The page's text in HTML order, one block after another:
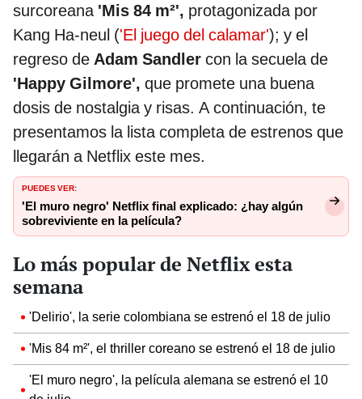
surcoreana 'Mis 84 m²', protagonizada por
Kang Ha-neul ('El juego del calamar'); y el
regreso de Adam Sandler con la secuela de
'Happy Gilmore', que promete una buena
dosis de nostalgia y risas. A continuación, te
presentamos la lista completa de estrenos que
llegarán a Netflix este mes.
PUEDES VER:
'El muro negro' Netflix final explicado: ¿hay algún
sobreviviente en la película?
Lo más popular de Netflix esta
semana
'Delirio', la serie colombiana se estrenó el 18 de julio
'Mis 84 m²', el thriller coreano se estrenó el 18 de julio
'El muro negro', la película alemana se estrenó el 10